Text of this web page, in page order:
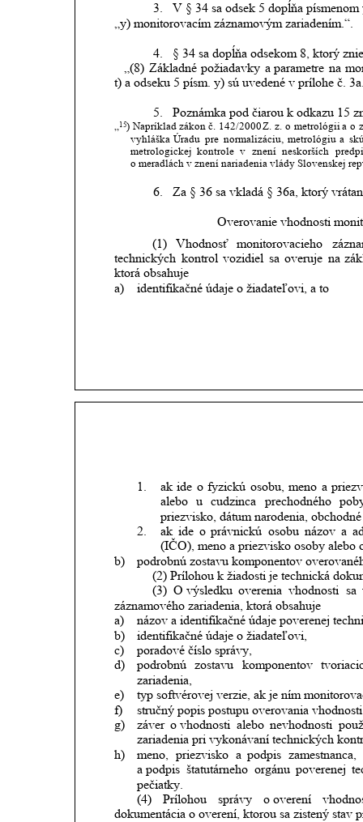
3.
V § 34 sa odsek 5 dopĺňa
„y) monitorovacím záznamovým zariadením.“.
4.
§ 34 sa dopĺňa odsekom 8, ktorý
   „(8)
Základné požiadavky a parametre na
t) a odseku 5 písm. y) sú uvedené v prílohe č.
5. Poznámka pod čiarou k odkazu 15
„15) Napríklad zákon č. 142/2000Z. z. o metrológiia o
vyhláška Úradu pre normalizáciu, metrológiu a
metrologickej kontrole v znení neskorších
o meradlách v znení nariadenia vlády Slovenskej
6. Za § 36 sa vkladá § 36a, ktorý
Overovanie vhodnosti
(1)
Vhodnosť monitorovacieho
technických kontrol vozidiel sa overuje na
ktorá obsahuje
a)
identifikačné údaje o žiadateľovi, a to
1. ak ide o fyzickú osobu, meno a
alebo
u cudzinca prechodného
priezvisko, dátum narodenia,
2.
ak ide o právnickú osobu názov a
(IČO), meno a priezvisko osoby alebo
b)
podrobnú zostavu komponentov
(2) Prílohou k žiadosti je technická
(3) O výsledku overenia vhodnosti sa
záznamového zariadenia, ktorá obsahuje
a)
názov a identifikačné údaje poverenej
b)
identifikačné údaje o žiadateľovi,
c)
poradové číslo správy,
d)
podrobnú zostavu komponentov
zariadenia,
e)
typ softvérovej verzie, ak je ním
f)
stručný popis postupu overovania
g)
záver o vhodnosti alebo nevhodnosti
zariadenia pri vykonávaní technických
h)
meno, priezvisko a podpis zamestnanca,
a podpis štatutárneho orgánu poverenej
pečiatky.
(4)
Prílohou správy o overení
dokumentácia o overení, ktorou sa zistený stav